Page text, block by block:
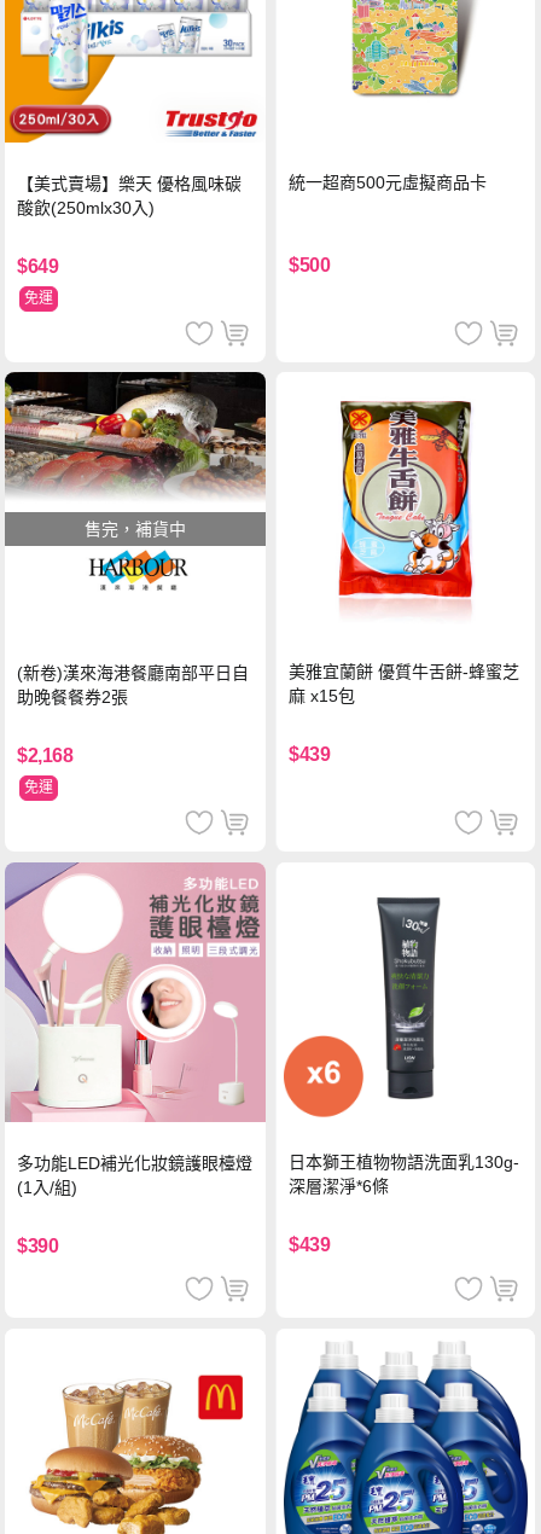
【美式賣場】樂天 優格風味碳
酸飲(250mlx30入)
$649
免運
統一超商500元虛擬商品卡
$500
售完，補貨中
(新卷)漢來海港餐廳南部平日自
助晚餐餐券2張
$2,168
免運
美雅宜蘭餅 優質牛舌餅-蜂蜜芝
麻 x15包
$439
多功能LED補光化妝鏡護眼檯燈
(1入/組)
$390
日本獅王植物物語洗面乳130g-
深層潔淨*6條
$439